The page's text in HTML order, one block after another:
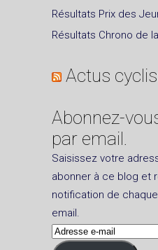
Résultats Prix des
Résultats Chrono de
Actus
Abonnez-
par email.
Saisissez votre
abonner à ce blog et
notification de
email.
Adresse